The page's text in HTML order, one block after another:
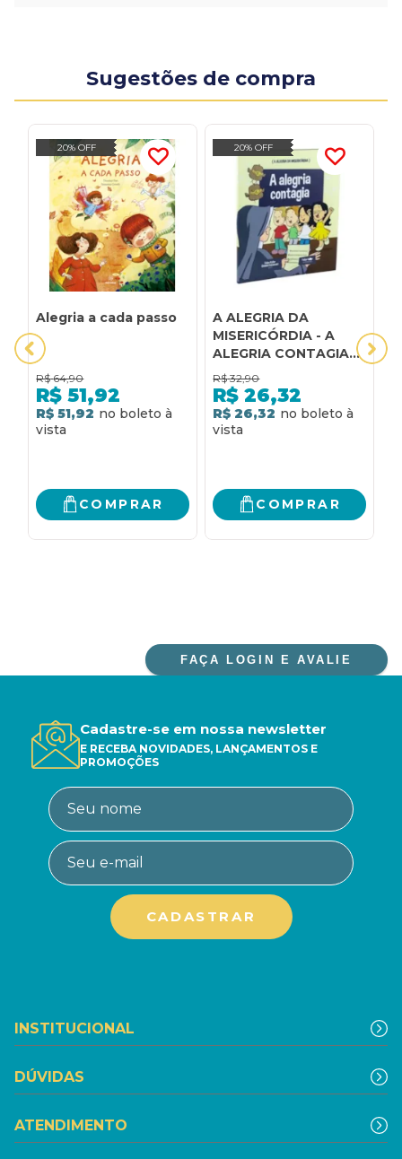
Sugestões de compra
20% OFF
Alegria a cada passo
R$ 64,90
R$ 51,92
R$ 51,92
COMPRAR
20% OFF
A ALEGRIA DA
MISERICÓRDIA - A
ALEGRIA CONTAGIA
VOL.3
R$ 32,90
R$ 26,32
R$ 26,32
COMPRAR
FAÇA LOGIN E AVALIE
Cadastre-se em nossa newsletter
E RECEBA NOVIDADES, LANÇAMENTOS E
PROMOÇÕES
INSTITUCIONAL
DÚVIDAS
ATENDIMENTO